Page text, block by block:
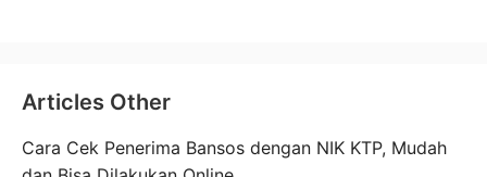
Articles Other
Cara Cek Penerima Bansos dengan NIK KTP, Mudah